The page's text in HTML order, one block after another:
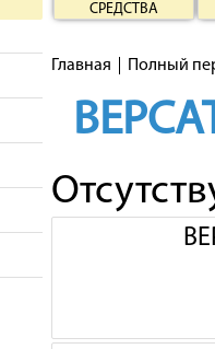
СРЕДСТВА
Главная Полный